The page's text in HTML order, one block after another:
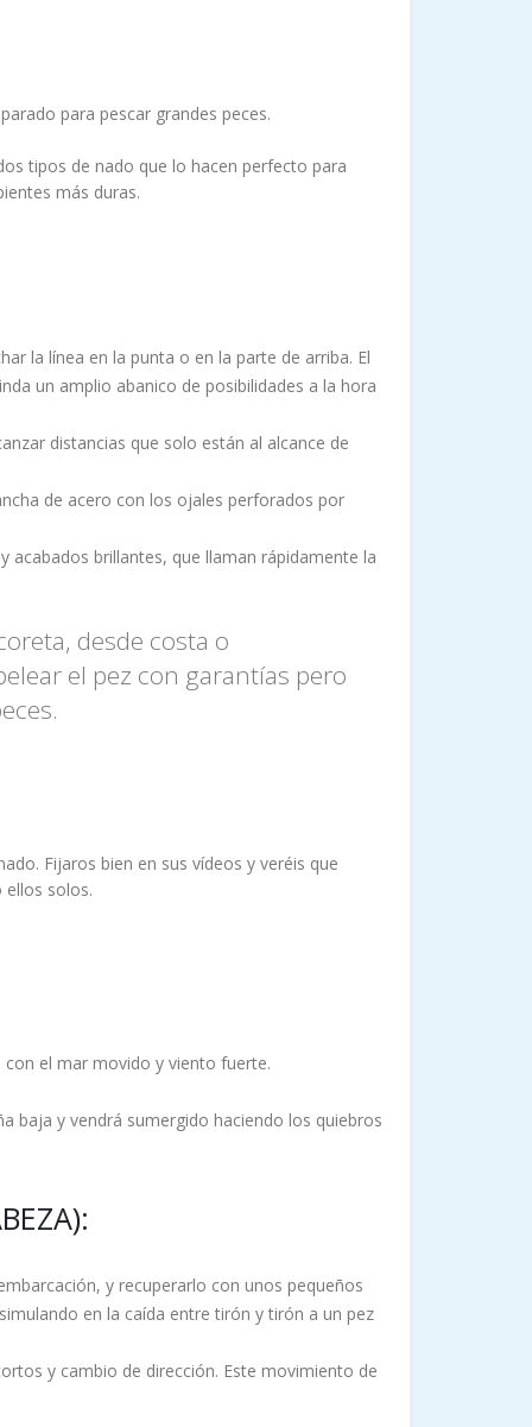
para pescar grandes peces.
tipos de nado que lo hacen perfecto para
más duras.
la línea en la punta o en la parte de arriba. El
un amplio abanico de posibilidades a la hora
distancias que solo están al alcance de
de acero con los ojales perforados por
acabados brillantes, que llaman rápidamente la
desde costa o
el pez con garantías pero
Fijaros bien en sus vídeos y veréis que
ellos solos.
el mar movido y viento fuerte.
baja y vendrá sumergido haciendo los quiebros
y recuperarlo con unos pequeños
en la caída entre tirón y tirón a un pez
y cambio de dirección. Este movimiento de